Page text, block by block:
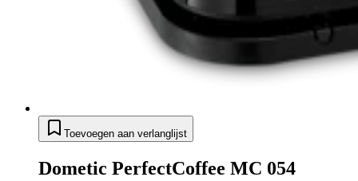
Toevoegen aan verlanglijst
Dometic PerfectCoffee MC 054